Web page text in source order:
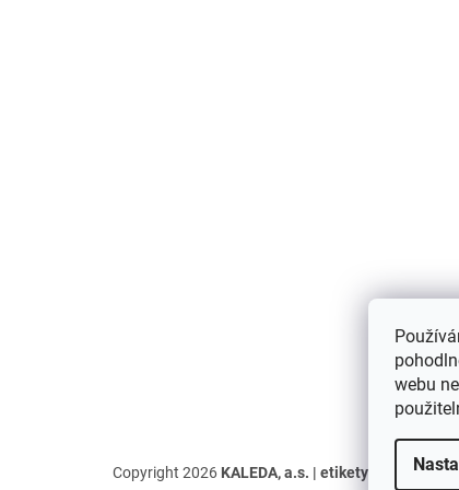
webu
Copyright 2026 KALEDA, a.s. | etikety-stitky.cz.